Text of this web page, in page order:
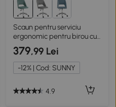
Scaun pentru serviciu
ergonomic pentru birou cu
inaltime
379,99 Lei
-12% | Cod: SUNNY
4.9